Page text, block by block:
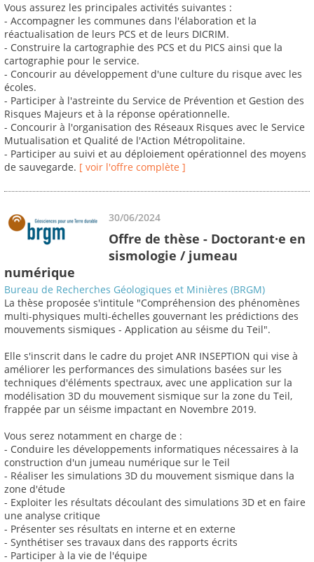
Vous assurez les principales activités suivantes :
- Accompagner les communes dans l'élaboration et la
réactualisation de leurs PCS et de leurs DICRIM.
- Construire la cartographie des PCS et du PICS ainsi que la
cartographie pour le service.
- Concourir au développement d'une culture du risque avec les
écoles.
- Participer à l'astreinte du Service de Prévention et Gestion des
Risques Majeurs et à la réponse opérationnelle.
- Concourir à l'organisation des Réseaux Risques avec le Service
Mutualisation et Qualité de l'Action Métropolitaine.
- Participer au suivi et au déploiement opérationnel des moyens
de sauvegarde. [ voir l'offre complète ]
30/06/2024
Offre de thèse - Doctorant·e en
sismologie / jumeau
numérique
Bureau de Recherches Géologiques et Minières (BRGM)
La thèse proposée s'intitule "Compréhension des phénomènes
multi-physiques multi-échelles gouvernant les prédictions des
mouvements sismiques - Application au séisme du Teil".
Elle s'inscrit dans le cadre du projet ANR INSEPTION qui vise à
améliorer les performances des simulations basées sur les
techniques d'éléments spectraux, avec une application sur la
modélisation 3D du mouvement sismique sur la zone du Teil,
frappée par un séisme impactant en Novembre 2019.
Vous serez notamment en charge de :
- Conduire les développements informatiques nécessaires à la
construction d'un jumeau numérique sur le Teil
- Réaliser les simulations 3D du mouvement sismique dans la
zone d'étude
- Exploiter les résultats découlant des simulations 3D et en faire
une analyse critique
- Présenter ses résultats en interne et en externe
- Synthétiser ses travaux dans des rapports écrits
- Participer à la vie de l'équipe